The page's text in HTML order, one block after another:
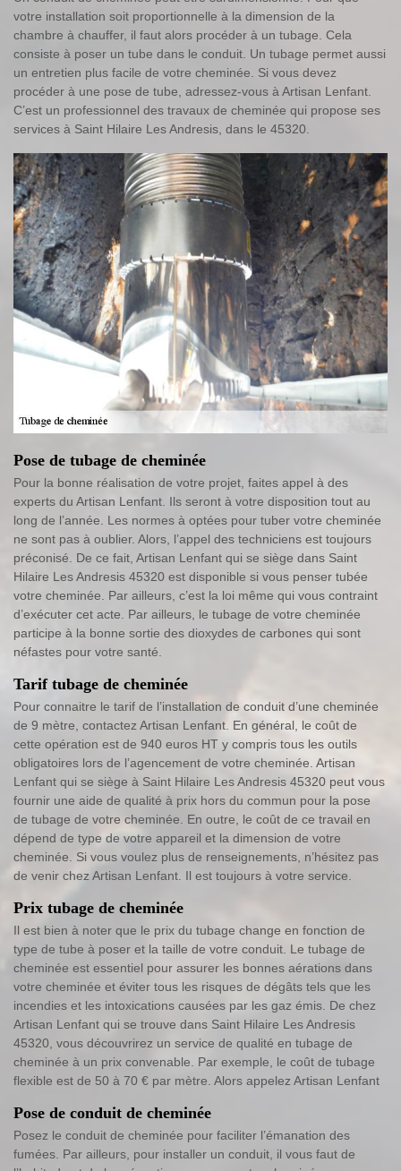
votre installation soit proportionnelle à la dimension de la
chambre à chauffer, il faut alors procéder à un tubage. Cela
consiste à poser un tube dans le conduit. Un tubage permet aussi
un entretien plus facile de votre cheminée. Si vous devez
procéder à une pose de tube, adressez-vous à Artisan Lenfant.
C’est un professionnel des travaux de cheminée qui propose ses
services à Saint Hilaire Les Andresis, dans le 45320.
Pose de tubage de cheminée
Pour la bonne réalisation de votre projet, faites appel à des
experts du Artisan Lenfant. Ils seront à votre disposition tout au
long de l’année. Les normes à optées pour tuber votre cheminée
ne sont pas à oublier. Alors, l’appel des techniciens est toujours
préconisé. De ce fait, Artisan Lenfant qui se siège dans Saint
Hilaire Les Andresis 45320 est disponible si vous penser tubée
votre cheminée. Par ailleurs, c’est la loi même qui vous contraint
d’exécuter cet acte. Par ailleurs, le tubage de votre cheminée
participe à la bonne sortie des dioxydes de carbones qui sont
néfastes pour votre santé.
Tarif tubage de cheminée
Pour connaitre le tarif de l’installation de conduit d’une cheminée
de 9 mètre, contactez Artisan Lenfant. En général, le coût de
cette opération est de 940 euros HT y compris tous les outils
obligatoires lors de l’agencement de votre cheminée. Artisan
Lenfant qui se siège à Saint Hilaire Les Andresis 45320 peut vous
fournir une aide de qualité à prix hors du commun pour la pose
de tubage de votre cheminée. En outre, le coût de ce travail en
dépend de type de votre appareil et la dimension de votre
cheminée. Si vous voulez plus de renseignements, n’hésitez pas
de venir chez Artisan Lenfant. Il est toujours à votre service.
Prix tubage de cheminée
Il est bien à noter que le prix du tubage change en fonction de
type de tube à poser et la taille de votre conduit. Le tubage de
cheminée est essentiel pour assurer les bonnes aérations dans
votre cheminée et éviter tous les risques de dégâts tels que les
incendies et les intoxications causées par les gaz émis. De chez
Artisan Lenfant qui se trouve dans Saint Hilaire Les Andresis
45320, vous découvrirez un service de qualité en tubage de
cheminée à un prix convenable. Par exemple, le coût de tubage
flexible est de 50 à 70 € par mètre. Alors appelez Artisan Lenfant
Pose de conduit de cheminée
Posez le conduit de cheminée pour faciliter l’émanation des
fumées. Par ailleurs, pour installer un conduit, il vous faut de